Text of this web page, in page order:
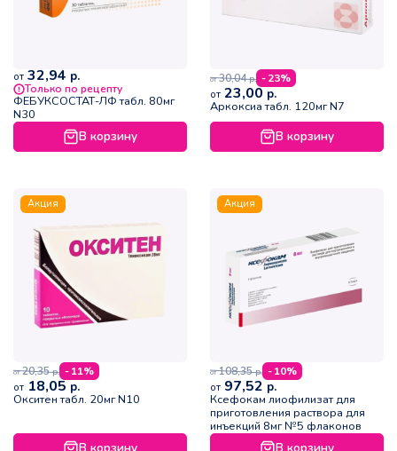
от 32,94 р.
Только по рецепту
ФЕБУКСОСТАТ-ЛФ табл. 80мг
N30
В корзину
от 30,04р. - 23%
от 23,00 р.
Аркоксиа табл. 120мг N7
В корзину
Акция
от 20,35р. - 11%
от 18,05 р.
Окситен табл. 20мг N10
Акция
от 108,35р. - 10%
от 97,52 р.
Ксефокам лиофилизат для
приготовления раствора для
инъекций 8мг №5 флаконов